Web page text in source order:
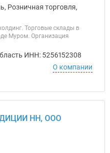
Розничная торговля,
Торговые склады в
Муром. Организация
ИНН: 5256152308
О компании
НН, ООО